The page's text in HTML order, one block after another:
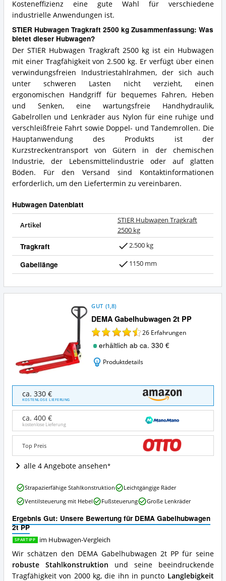
Kosteneffizienz eine gute Wahl für verschiedene
industrielle Anwendungen ist.
STIER Hubwagen Tragkraft 2500 kg Zusammenfassung: Was
bietet dieser Hubwagen?
Der STIER Hubwagen Tragkraft 2500 kg ist ein Hubwagen
mit einer Tragfähigkeit von 2.500 kg. Er verfügt über einen
verwindungsfreien Industriestahlrahmen, der sich auch
unter schweren Lasten nicht verzieht, einen
ergonomischen Handgriff für bequemes Fahren, Heben
und Senken, eine wartungsfreie Handhydraulik,
Gabelrollen und Lenkräder aus Nylon für eine ruhige und
verschleißfreie Fahrt sowie Doppel- und Tandemrollen. Die
Hauptanwendung des Produkts ist der
Kurzstreckentransport von Gütern in der chemischen
Industrie, der Lebensmittelindustrie oder auf glatten
Böden. Für den Versand sind Kontaktinformationen
erforderlich, um den Liefertermin zu vereinbaren.
Hubwagen Datenblatt
Artikel
STIER Hubwagen Tragkraft
2500 kg
Tragkraft 2.500 kg
Gabellänge 1150 mm
DEMA Gabelhubwagen 2t PP
GUT (1,8)
26 Erfahrungen
erhältlich ab ca. 330 €
Produktdetails
DEMA
Gabelhubwagen
2t
Angebote:
Wo
dieser
Hubwagen
erhältlich?
ca. 330 €
KOSTENLOSE LIEFERUNG
ca. 400 €
kostenlose Lieferung
Top Preis
alle 4 Angebote ansehen
Ergebnis Gut: Unsere Bewertung für DEMA Gabelhubwagen
2t PP
SPARTIPP im Hubwagen-Vergleich
Wir schätzen den DEMA Gabelhubwagen 2t PP für seine
robuste Stahlkonstruktion und seine beeindruckende
Tragfähigkeit von 2000 kg, die ihn in puncto Langlebigkeit
DEMA
Gabelhubwagen
2t
Vorteile:
Was
spricht
für
diesen
Hubwagen?
Strapazierfähige Stahlkonstruktion
Leichtgängige Räder
Ventilsteuerung mit Hebel
Fußsteuerung Große Lenkräder